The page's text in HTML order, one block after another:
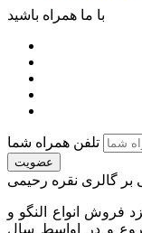
با ما همراه باشید
تلفن همراه شما
عضویت
بر گالری نقره رحیمی
سال 1392 در شهر یزد فروش انواع النگو و
و در اواسط سال